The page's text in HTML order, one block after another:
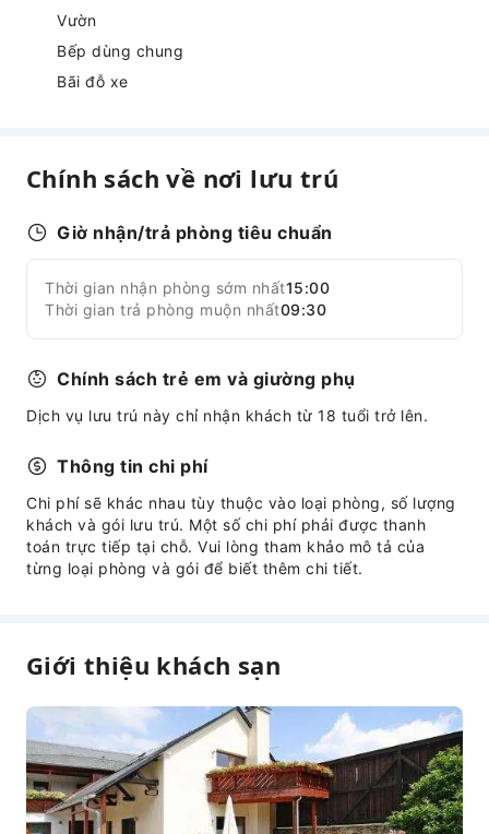
Vườn
Bếp dùng chung
Bãi đỗ xe
Chính sách về nơi lưu trú
Giờ nhận/trả phòng tiêu chuẩn
Thời gian nhận phòng sớm nhất15:00
Thời gian trả phòng muộn nhất09:30
Chính sách trẻ em và giường phụ
Dịch vụ lưu trú này chỉ nhận khách từ 18 tuổi trở lên.
Thông tin chi phí
Chi phí sẽ khác nhau tùy thuộc vào loại phòng, số lượng
khách và gói lưu trú. Một số chi phí phải được thanh
toán trực tiếp tại chỗ. Vui lòng tham khảo mô tả của
từng loại phòng và gói để biết thêm chi tiết.
Giới thiệu khách sạn